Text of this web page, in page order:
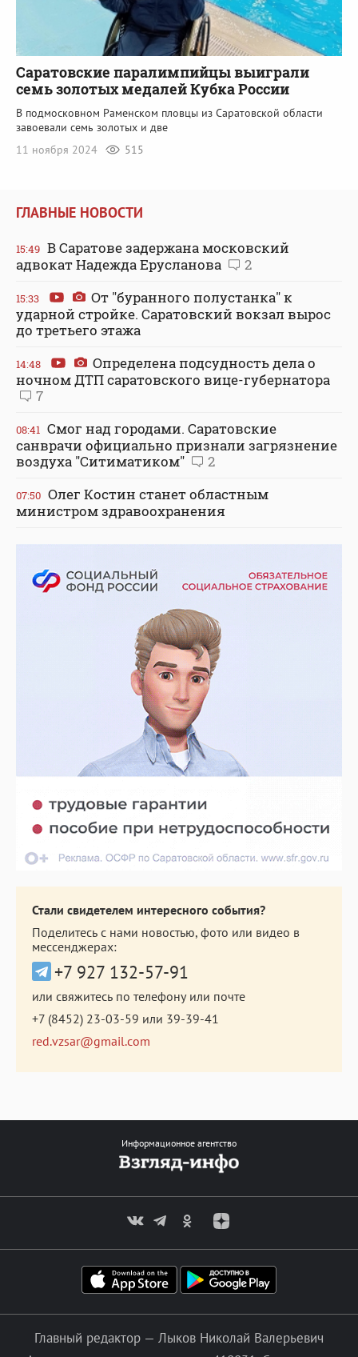
Саратовские паралимпийцы выиграли
семь золотых медалей Кубка России
В подмосковном Раменском пловцы из Саратовской области
завоевали семь золотых и две
11 ноября 2024
515
ГЛАВНЫЕ НОВОСТИ
15:49 В Саратове задержана московский
адвокат Надежда Ерусланова
2
15:33
От "буранного полустанка" к
ударной стройке. Саратовский вокзал вырос
до третьего этажа
14:48
Определена подсудность дела о
ночном ДТП саратовского вице-губернатора
7
08:41 Смог над городами. Саратовские
санврачи официально признали загрязнение
воздуха "Ситиматиком"
2
07:50 Олег Костин станет областным
министром здравоохранения
Стали свидетелем интересного события?
Поделитесь с нами новостью, фото или видео в
мессенджерах:
+7 927 132-57-91
или свяжитесь по телефону или почте
+7 (8452) 23-03-59 или 39-39-41
red.vzsar@gmail.com
Информационное агентство
Главный редактор — Лыков Николай Валерьевич